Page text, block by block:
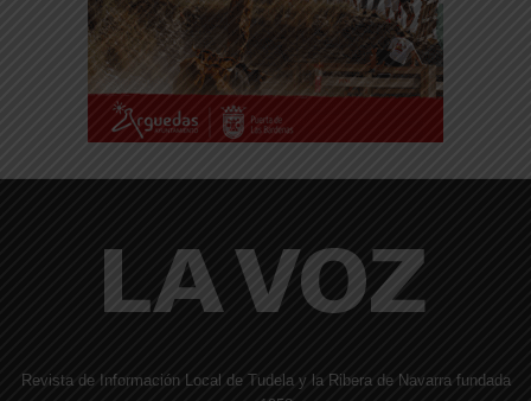
Revista de Información Local de Tudela y la Ribera de Navarra fundada